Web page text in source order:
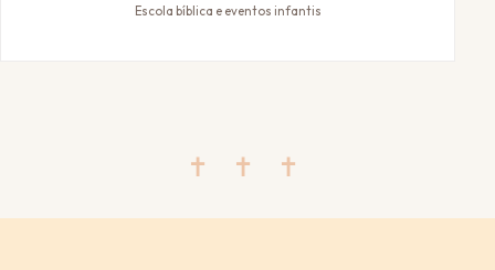
Escola bíblica e eventos infantis
✝ ✝ ✝